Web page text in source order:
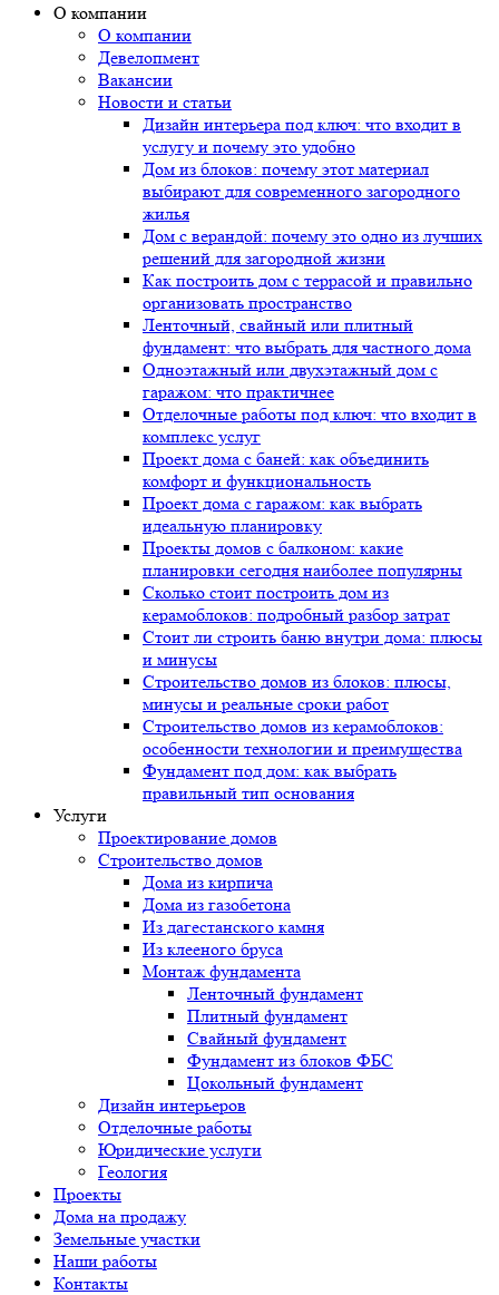
О компании
О компании
Девелопмент
Вакансии
Новости и статьи
Дизайн интерьера под ключ: что входит в
услугу и почему это удобно
Дом из блоков: почему этот материал
выбирают для современного загородного
жилья
Дом с верандой: почему это одно из лучших
решений для загородной жизни
Как построить дом с террасой и правильно
организовать пространство
Ленточный, свайный или плитный
фундамент: что выбрать для частного дома
Одноэтажный или двухэтажный дом с
гаражом: что практичнее
Отделочные работы под ключ: что входит в
комплекс услуг
Проект дома с баней: как объединить
комфорт и функциональность
Проект дома с гаражом: как выбрать
идеальную планировку
Проекты домов с балконом: какие
планировки сегодня наиболее популярны
Сколько стоит построить дом из
керамоблоков: подробный разбор затрат
Стоит ли строить баню внутри дома: плюсы
и минусы
Строительство домов из блоков: плюсы,
минусы и реальные сроки работ
Строительство домов из керамоблоков:
особенности технологии и преимущества
Фундамент под дом: как выбрать
правильный тип основания
Услуги
Проектирование домов
Строительство домов
Дома из кирпича
Дома из газобетона
Из дагестанского камня
Из клееного бруса
Монтаж фундамента
Ленточный фундамент
Плитный фундамент
Свайный фундамент
Фундамент из блоков ФБС
Цокольный фундамент
Дизайн интерьеров
Отделочные работы
Юридические услуги
Геология
Проекты
Дома на продажу
Земельные участки
Наши работы
Контакты